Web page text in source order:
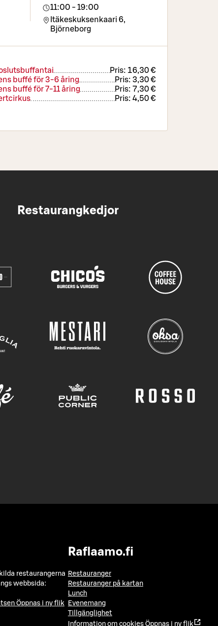
– berätta dina önskemål
som erbjuder ett alternativ för lättare
Priset inkluderar en riklig salladsbar,
måltidsdrycker och kaffe eller te.
11:00 - 19:00
Itäkeskuksenkaari 6,
Björneborg
Pris: 16,30 €
buffé för 3-6 åring
Pris: 3,30 €
buffé för 7-11 åring
Pris: 7,30 €
Pris: 4,50 €
Restaurangkedjor
restaurangerna
webbsida:
Öppnas i ny flik
Raflaamo.fi
Restauranger
Restauranger på kartan
Lunch
Evenemang
Tillgänglighet
Information om cookies Öppnas i ny flik